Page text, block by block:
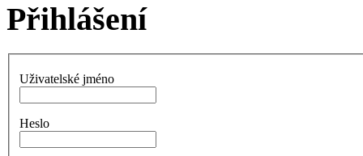
Přihlášení
Uživatelské jméno
Heslo